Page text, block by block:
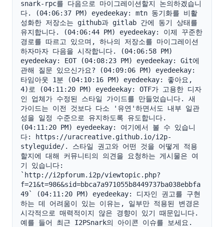
snark-rpc를 다음으로 마이그레이션할지 논의하겠습니
다. (04:06:37 PM) eyedeekay: mtn 동기화를 비활
성화한 저장소는 github과 gitlab 간에 동기 상태를
유지합니다. (04:06:44 PM) eyedeekay: 이제 꾸준한
경로를 따르고 있으며, 하나의 저장소를 마이그레이션
하자마자 다음을 시작합니다. (04:06:58 PM)
eyedeekay: EOT (04:08:23 PM) eyedeekay: Git에
관해 질문 있으신가요? (04:09:06 PM) eyedeekay:
타임아웃 1분 (04:10:16 PM) eyedeekay: 좋아요,
4)로 (04:11:20 PM) eyedeekay: OTF가 고용한 디자
인 업체가 수정된 스타일 가이드를 만들었습니다. 새
가이드는 이전 것보다 다소 '유연'하면서도 내부 일관
성을 일정 수준으로 유지하도록 유도합니다.
(04:11:20 PM) eyedeekay: 여기에서 볼 수 있습니
다: https://uracreative.github.io/i2p-
styleguide/. 스타일 권고와 어떤 것을 어떻게 적용
할지에 대해 커뮤니티의 의견을 요청하는 게시물은 여
기 있습니다:
`http://i2pforum.i2p/viewtopic.php?
f=21&t=986&sid=bbca7a971055b8449737ba038ebbfa
49` (04:11:20 PM) eyedeekay: 디자인 권고를 구현
하는 데 어려움이 있는 이유는, 일부만 적용된 변경은
시각적으로 매력적이지 않은 경향이 있기 때문입니다.
예를 들어 최근 I2PSnark의 아이콘 이슈를 보세요.